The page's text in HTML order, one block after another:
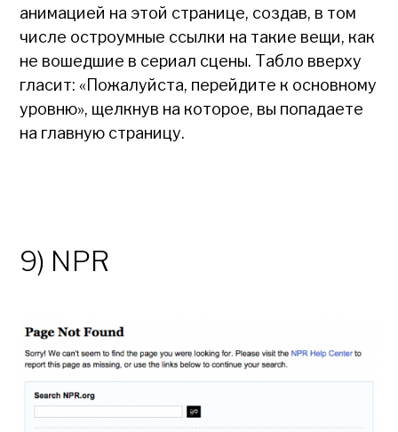
анимацией на этой странице, создав, в том
числе остроумные ссылки на такие вещи, как
не вошедшие в сериал сцены. Табло вверху
гласит: «Пожалуйста, перейдите к основному
уровню», щелкнув на которое, вы попадаете
на главную страницу.
9) NPR